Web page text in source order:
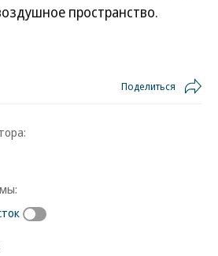
пространство.
Поделиться